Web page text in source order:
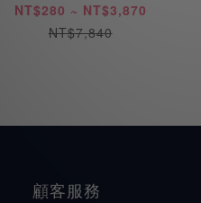
NT$280 ~ NT$3,870
NT$7,840
顧客服務